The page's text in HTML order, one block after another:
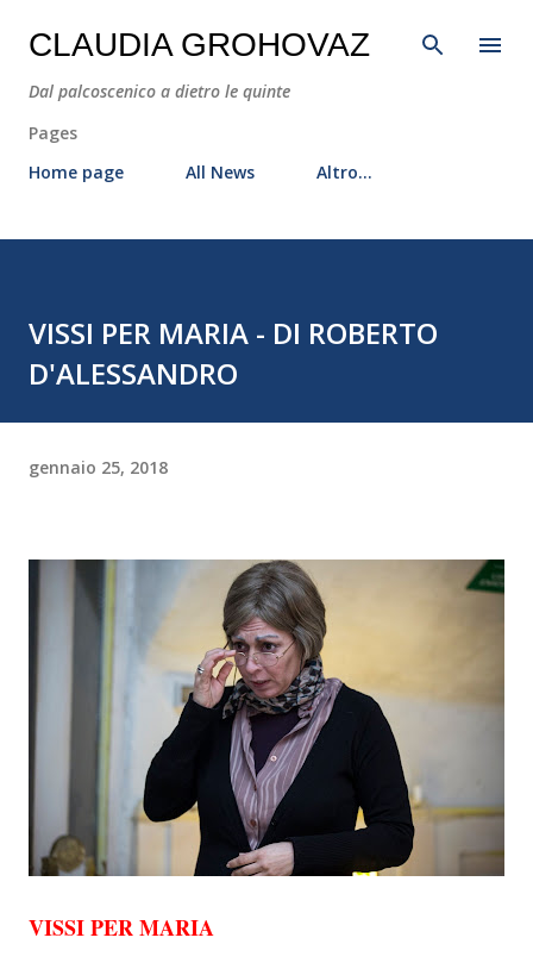
Passa ai contenuti principali
CLAUDIA GROHOVAZ
Dal palcoscenico a dietro le quinte
Pages
Home page
All News Altro…
VISSI PER MARIA - DI ROBERTO
D'ALESSANDRO
gennaio 25, 2018
VISSI PER MARIA